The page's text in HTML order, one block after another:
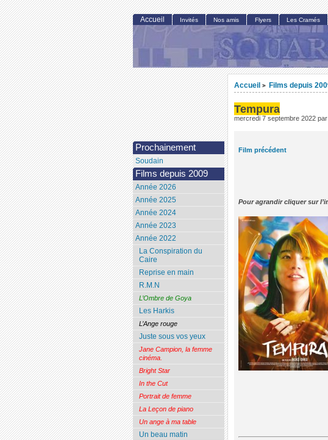
Accueil > Films depuis
Tempura
mercredi 7 septembre 2022 par
Film précédent
Pour agrandir cliquer sur
Accueil Invités Nos amis Flyers Les Cramés
Prochainement
Soudain
Films depuis 2009
Année 2026
Année 2025
Année 2024
Année 2023
Année 2022
La Conspiration du
Caire
Reprise en main
R.M.N
L’Ombre de Goya
Les Harkis
L’Ange rouge
Juste sous vos yeux
Jane Campion, la femme
cinéma.
Bright Star
In the Cut
Portrait de femme
La Leçon de piano
Un ange à ma table
Un beau matin